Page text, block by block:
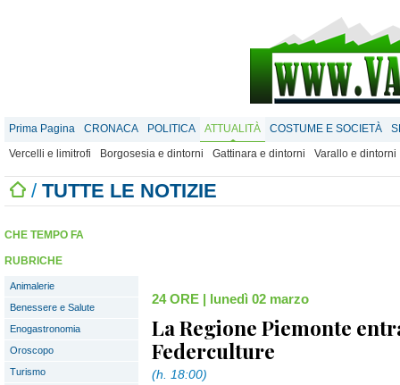
Prima Pagina CRONACA POLITICA ATTUALITÀ COSTUME E SOCIETÀ
Vercelli e limitrofi
Borgosesia e dintorni Gattinara e dintorni Varallo e dintorni
/ TUTTE LE NOTIZIE
CHE TEMPO FA
RUBRICHE
Animalerie
Benessere e Salute
Enogastronomia
Oroscopo
Turismo
24 ORE | lunedì 02 marzo
La Regione Piemonte
Federculture
(h. 18:00)